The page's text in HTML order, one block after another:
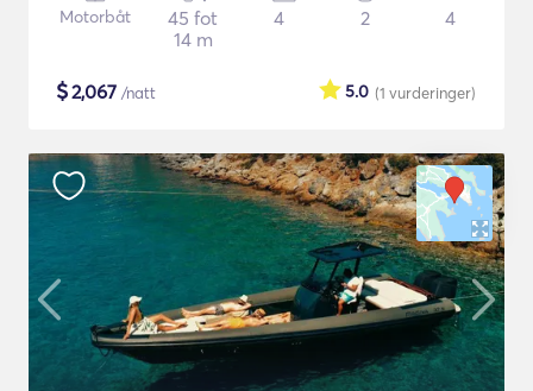
Motorbåt
45 fot
14 m
4 2 4
$2,067 /natt (1 vurderinger)
5.0